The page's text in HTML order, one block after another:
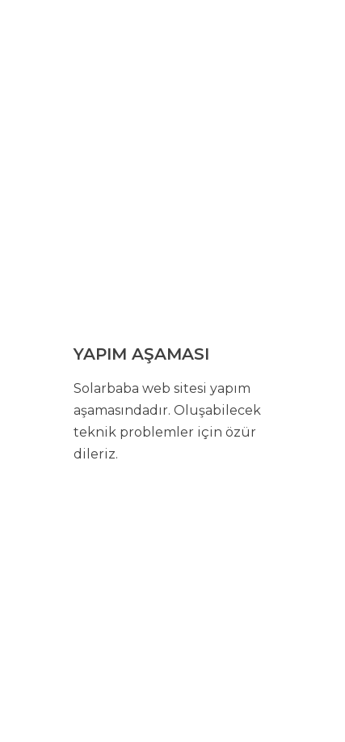
YAPIM AŞAMASI
Solarbaba web sitesi yapım
aşamasındadır. Oluşabilecek
teknik problemler için özür
dileriz.